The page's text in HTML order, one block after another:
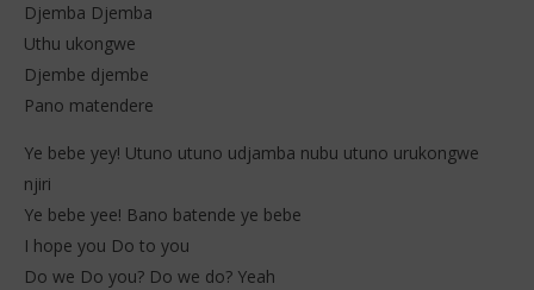
NOW VIEWING
Zuba Ray – Utuntu (Lyrics)
17
décembre
2025
Stone
Djemba Djemba
Uthu ukongwe
Djembe djembe
Pano matendere
Ye bebe yey! Utuno utuno udjamba nubu utuno urukongwe
njiri
Ye bebe yee! Bano batende ye bebe
I hope you Do to you
Do we Do you? Do we do? Yeah